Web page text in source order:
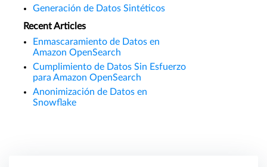
Generación de Datos Sintéticos
Recent Articles
Enmascaramiento de Datos en
Amazon OpenSearch
Cumplimiento de Datos Sin Esfuerzo
para Amazon OpenSearch
Anonimización de Datos en
Snowflake